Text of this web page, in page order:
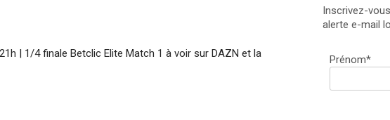
| 1/4 finale Betclic Elite Match 1 à voir sur DAZN et la
Inscrivez-
alerte e-mail
Prénom*